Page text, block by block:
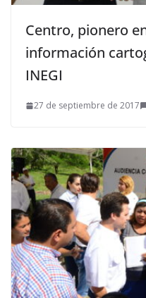
Centro, pionero
información
INEGI
27 de septiembre de 2017